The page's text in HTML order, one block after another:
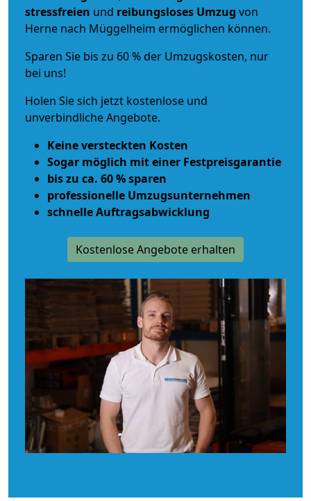
stressfreien und reibungsloses Umzug von
Herne nach Müggelheim ermöglichen können.
Sparen Sie bis zu 60 % der Umzugskosten, nur
bei uns!
Holen Sie sich jetzt kostenlose und
unverbindliche Angebote.
Keine versteckten Kosten
Sogar möglich mit einer Festpreisgarantie
bis zu ca. 60 % sparen
professionelle Umzugsunternehmen
schnelle Auftragsabwicklung
Kostenlose Angebote erhalten